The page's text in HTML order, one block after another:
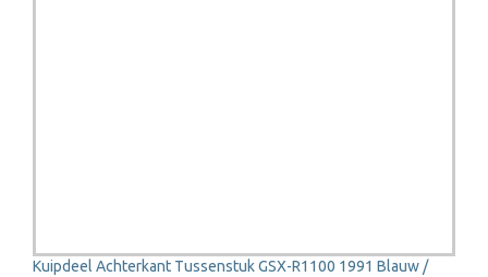
Kuipdeel Achterkant Tussenstuk GSX-R1100 1991 Blauw /